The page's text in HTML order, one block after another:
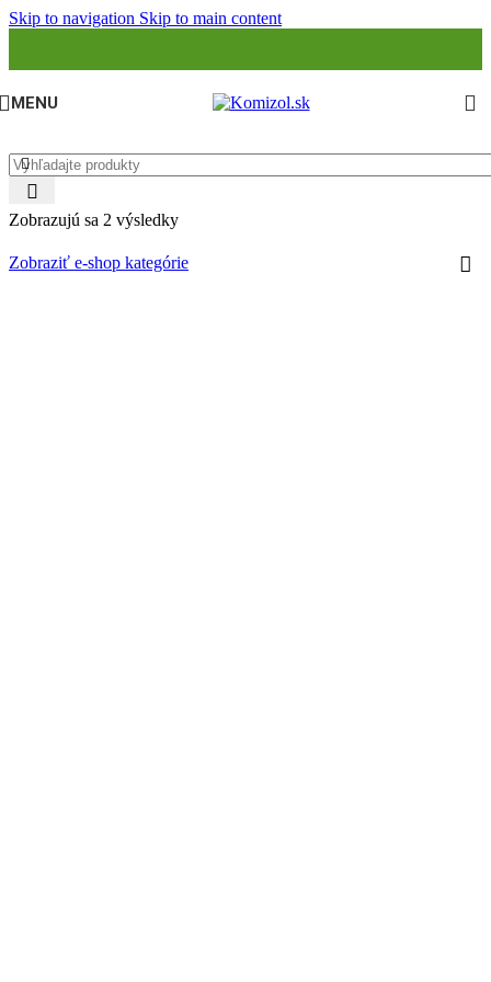
Skip to navigation Skip to main content
MENU
Zobrazujú sa 2 výsledky
Zobraziť e-shop kategórie